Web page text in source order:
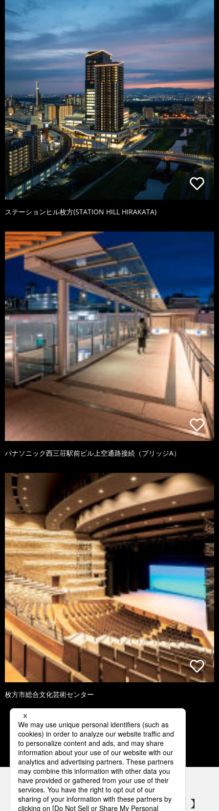
ステーションヒル枚方(STATION HILL HIRAKATA)
パナソニック西三荘駅前ビル上空通路接続（ブリッジA）
枚方市総合文化芸術センター
1 2 3 4 5
パナソニックの電気設備 SNSアカウント